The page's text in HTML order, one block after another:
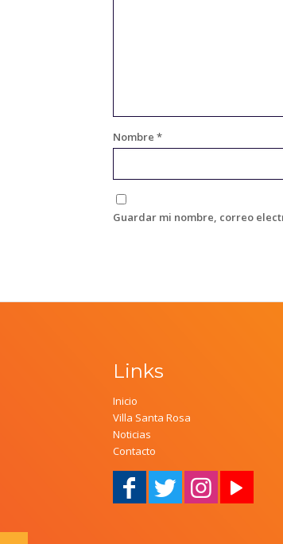
Nombre *
Guardar mi nombre, correo
Links
Inicio
Villa Santa Rosa
Noticias
Contacto